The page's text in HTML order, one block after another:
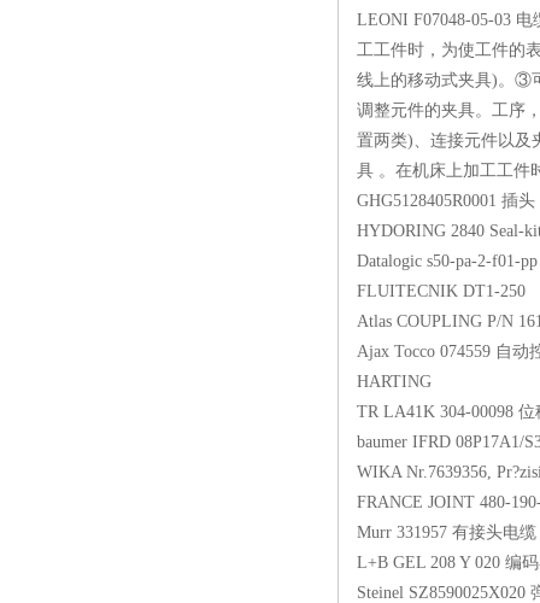
LEONI F07048-05-
工工件时，为使工件的
线上的移动式夹具)。③
调整元件的夹具。工序
置两类)、连接元件以及
具 。在机床上加工工件
HYDORING 2840
Datalogic s50-pa-2-
FLUITECNIK
Atlas COUPLING P/
Ajax Tocco 074559
HARTING
TR LA41K 304-
baumer IFRD
WIKA Nr.7639356,
FRANCE JOINT
Murr 331957 有接
L+B GEL 208 Y
Steinel